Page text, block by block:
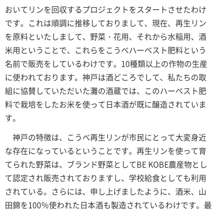
おいてリンを回収するプロジェクトをスタートさせたわけ
です。これは順調に推移しておりまして、現在、再生リン
を原料といたしまして、野菜・花用、それから水稲用、酒
米用ということで、これらをこうべハーベスト肥料という
名前で販売をしているわけです。10種類以上の作物の生産
に使われております。神戸は酒どころでして、私たちの取
組に協賛していただいた灘の酒蔵では、このハーベスト肥
料で栽培をしたお米を使って日本酒が既に醸造されていま
す。
神戸の特徴は、こうべ再生リンが市民にとって大変身近
な存在になっているということです。再生リンを使って育
てられた野菜は、ブランド野菜としてBE KOBE農産物とし
て認定され販売されておりますし、学校給食としても利用
されている。さらには、申し上げましたように、酒米、山
田錦を100％使われた日本酒も製造されているわけです。最